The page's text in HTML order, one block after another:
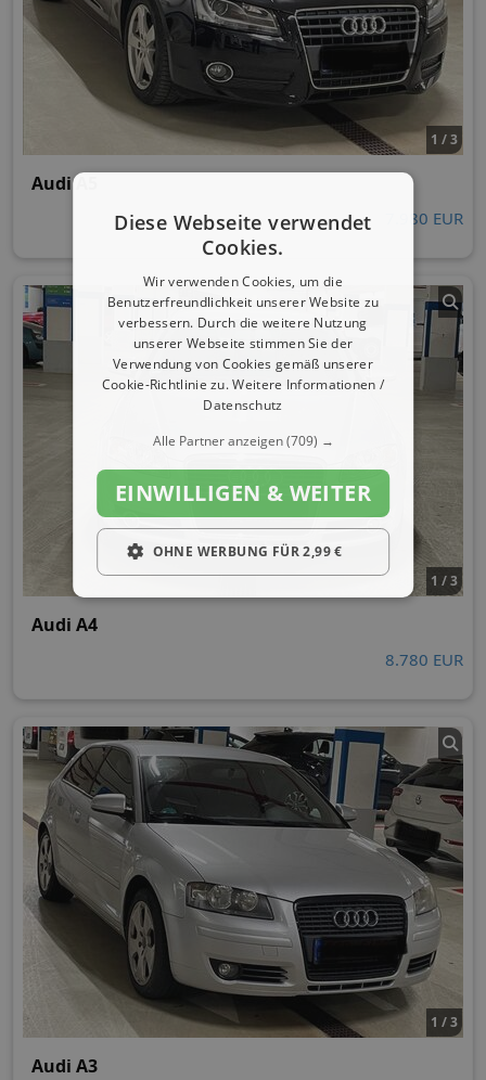
1 / 3
Audi A5
7.980 EUR
1 / 3
Audi A4
8.780 EUR
1 / 3
Audi A3
Diese Webseite verwendet
Cookies.
Wir verwenden Cookies, um die
Benutzerfreundlichkeit unserer Website zu
verbessern. Durch die weitere Nutzung
unserer Webseite stimmen Sie der
Verwendung von Cookies gemäß unserer
Cookie-Richtlinie zu.Weitere Informationen /
Datenschutz
Alle Partner anzeigen(709) →
EINWILLIGEN & WEITER
OHNE WERBUNG FÜR 2,99 €